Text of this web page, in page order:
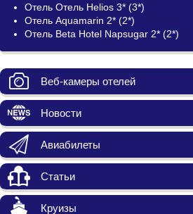
Отель Отель Helios 3* (3*)
Отель Aquamarin 2* (2*)
Отель Beta Hotel Napsugar 2* (2*)
Веб-камеры отелей
Новости
Авиабилеты
Статьи
Круизы